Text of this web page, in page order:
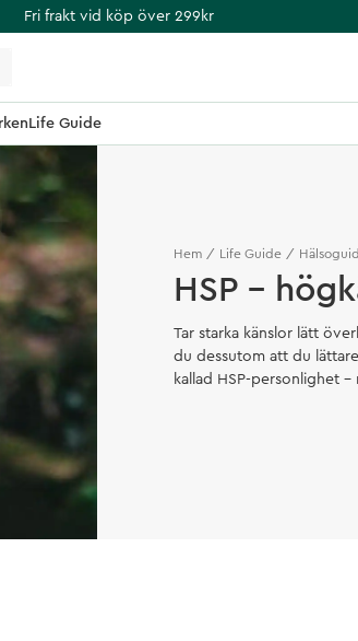
Fri frakt vid köp över 299kr
Life Guide
Hem Life Guide
HSP –
Tar starka känslor lätt
du dessutom att du
kallad HSP-personlighet